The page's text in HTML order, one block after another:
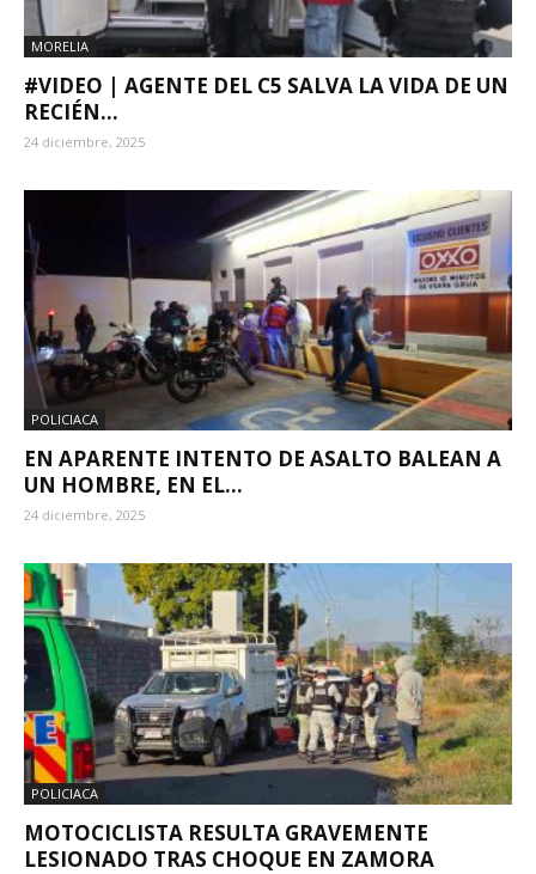
MORELIA
#VIDEO | AGENTE DEL C5 SALVA LA VIDA DE UN
RECIÉN...
24 diciembre, 2025
POLICIACA
EN APARENTE INTENTO DE ASALTO BALEAN A
UN HOMBRE, EN EL...
24 diciembre, 2025
POLICIACA
MOTOCICLISTA RESULTA GRAVEMENTE
LESIONADO TRAS CHOQUE EN ZAMORA